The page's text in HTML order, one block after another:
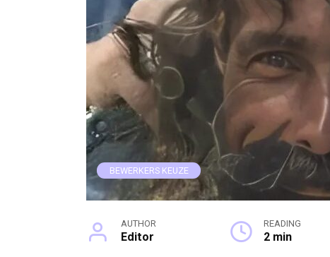
BEWERKERS KEUZE
AUTHOR
Editor
READING
2 min